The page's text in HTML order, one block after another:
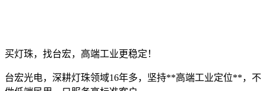
买灯珠，找台宏，高端工业更稳定！
台宏光电，深耕灯珠领域16年多，坚持**高端工业定位**，不